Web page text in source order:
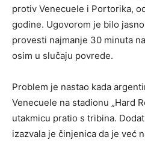
protiv Venecuele i Portorika,
godine. Ugovorom je bilo
provesti najmanje 30 minuta
osim u slučaju povrede.
Problem je nastao kada
Venecuele na stadionu „Hard
utakmicu pratio s tribina.
izazvala je činjenica da je već